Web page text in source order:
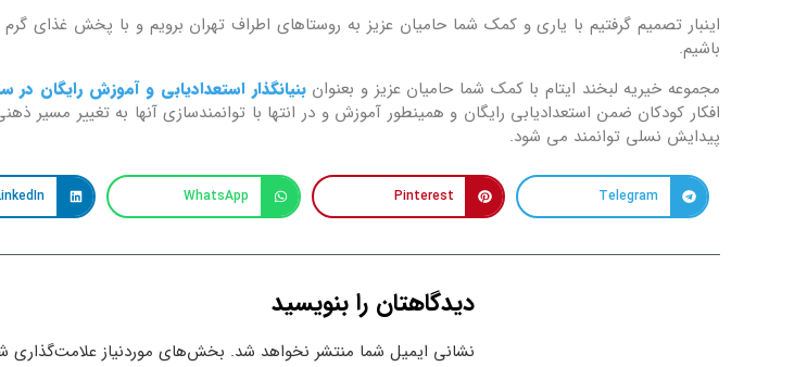
اینبار تصمیم گرفتیم با یاری و کمک شما حامیان عزیز به روستاهای اطراف تهران برویم و با پخش غذای
باشیم.
مجموعه خیریه لبخند ایتام با کمک شما حامیان عزیز و بعنوانبنیانگذار استعدادیابی و آموزش رایگان در
افکار کودکان ضمن استعدادیابی رایگان و همینطور آموزش و در انتها با توانمندسازی آنها به تغییر
پیدایش نسلی توانمند می شود.
Telegram
Pinterest
WhatsApp
دیدگاهتان را بنویسید
نشانی ایمیل شما منتشر نخواهد شد. بخش‌های موردنیاز علامت‌گذاری